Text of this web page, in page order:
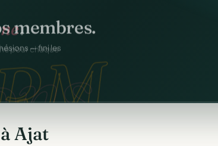
membres.
— fini les
Ajat